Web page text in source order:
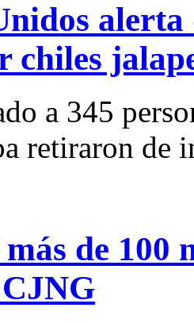
alerta
chiles
a 345
retiraron de
de 100